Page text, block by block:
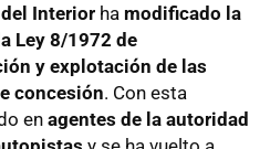
Interior ha modificado la
Ley 8/1972 de
y explotación de las
concesión. Con esta
en agentes de la autoridad